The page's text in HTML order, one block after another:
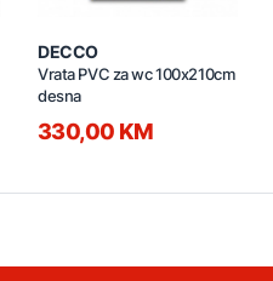
DECCO
Vrata PVC za wc 100x210cm
desna
330,00 KM